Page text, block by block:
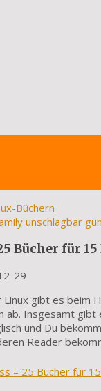
Büchern
unschlagbar
Bücher für
29
Linux gibt es beim
ab. Insgesamt
und Du
Reader
– 25 Bücher für